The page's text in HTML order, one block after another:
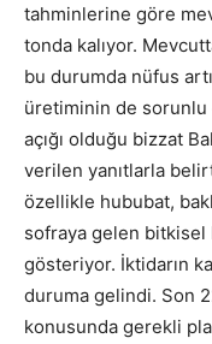
tahminlerine göre
tonda kalıyor.
bu durumda nüfus
üretiminin de sorunlu
açığı olduğu bizzat
verilen yanıtlarla
özellikle hububat,
sofraya gelen bitkisel
gösteriyor. İktidarın
duruma gelindi. Son
konusunda gerekli